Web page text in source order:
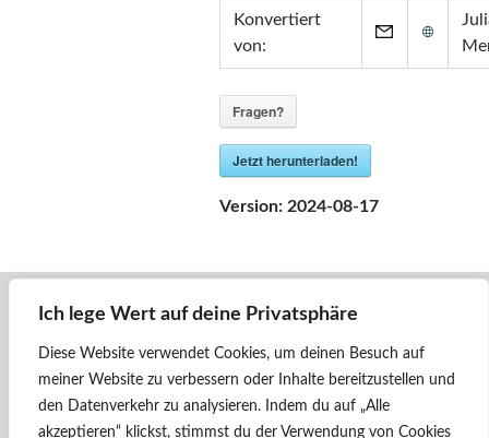
Ich lege Wert auf deine Privatsphäre
Diese Website verwendet Cookies, um deinen Besuch auf
meiner Website zu verbessern oder Inhalte bereitzustellen und
den Datenverkehr zu analysieren.
Indem du auf „Alle
akzeptieren“ klickst, stimmst du der Verwendung von Cookies
(GR750597413JM)
Konvertiert
von:
Fragen?
Jetzt herunterladen!
Version: 2024-08-17
« Zurück
2020 - ÖBB - Blau
2020 - ÖBB - SGPA